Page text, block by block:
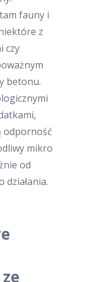
fauny i
z
czy
betonu.
odporność
mikro
od